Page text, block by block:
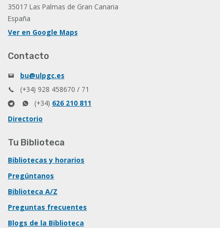
35017 Las Palmas de Gran Canaria
España
Ver en Google Maps
Contacto
bu@ulpgc.es
(+34) 928 458670 / 71
(+34) 626 210 811
Directorio
Tu Biblioteca
Bibliotecas y horarios
Pregúntanos
Biblioteca A/Z
Preguntas frecuentes
Blogs de la Biblioteca